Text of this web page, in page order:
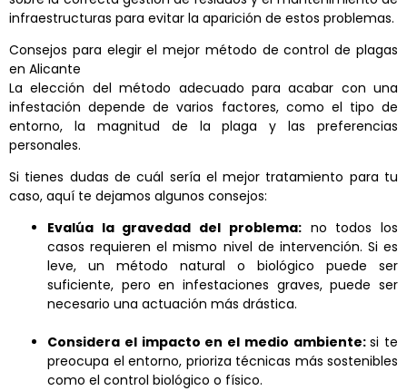
infraestructuras para evitar la aparición de estos problemas.
Consejos para elegir el mejor método de control de plagas
en Alicante
La elección del método adecuado para acabar con una
infestación depende de varios factores, como el tipo de
entorno, la magnitud de la plaga y las preferencias
personales.
Si tienes dudas de cuál sería el mejor tratamiento para tu
caso, aquí te dejamos algunos consejos:
Evalúa la gravedad del problema:no todos los
casos requieren el mismo nivel de intervención. Si es
leve, un método natural o biológico puede ser
suficiente, pero en infestaciones graves, puede ser
necesario una actuación más drástica.
Considera el impacto en el medio ambiente:si te
preocupa el entorno, prioriza técnicas más sostenibles
como el control biológico o físico.